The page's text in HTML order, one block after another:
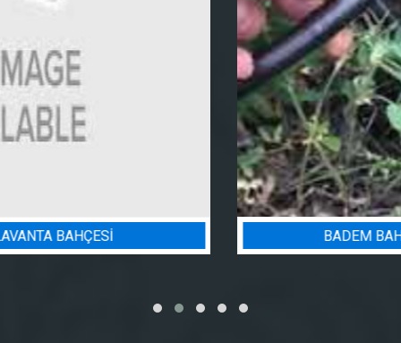
BADEM BAHÇESI SULAMA PROJESI